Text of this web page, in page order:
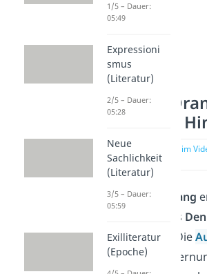
Sturm und
Historischer
zur Stelle im
(00:58)
Sturm und Drang
Zeit, in der sich das
stark veränderte. Die
die Gesellschaft:
1/5 – Dauer:
05:49
Expressioni
smus
(Literatur)
2/5 – Dauer:
05:28
Neue
Sachlichkeit
(Literatur)
3/5 – Dauer:
05:59
Exilliteratur
(Epoche)